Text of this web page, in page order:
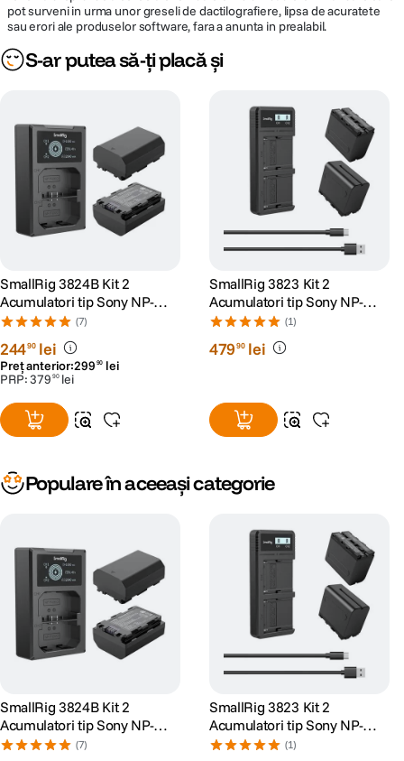
pot surveni in urma unor greseli de dactilografiere, lipsa de acuratete
sau erori ale produselor software, fara a anunta in prealabil.
S-ar putea să-ți placă și
SmallRig 3824B Kit 2
Acumulatori tip Sony NP-
FZ100 si Incarcator
(7)
24490 lei
Preț anterior:299 90 lei
PRP:379 90 lei
SmallRig 3823 Kit 2
Acumulatori tip Sony NP-
F970 si Incarcator
(1)
47990 lei
Populare în aceeași categorie
SmallRig 3824B Kit 2
Acumulatori tip Sony NP-
FZ100 si Incarcator
(7)
SmallRig 3823 Kit 2
Acumulatori tip Sony NP-
F970 si Incarcator
(1)